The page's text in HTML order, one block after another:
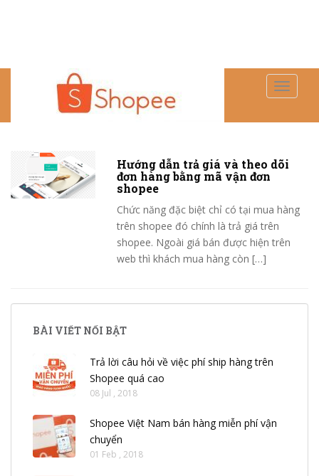
p
Hướng dẫn trả giá và theo dõi
đơn hàng bằng mã vận đơn
shopee
Chức năng đặc biệt chỉ có tại mua hàng
trên shopee đó chính là trả giá trên
shopee. Ngoài giá bán được hiện trên
web thì khách mua hàng còn […]
BÀI VIẾT NỔI BẬT
Trả lời câu hỏi về việc phí ship hàng trên
Shopee quá cao
08 Jul , 2018
Shopee Việt Nam bán hàng miễn phí vận
chuyển
01 Feb , 2018